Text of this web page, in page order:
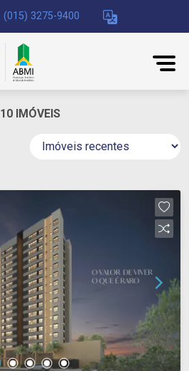
(015) 3275-9400
10 IMÓVEIS